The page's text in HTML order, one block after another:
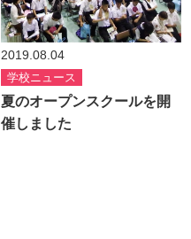
2019.08.04
学校ニュース
夏のオープンスクールを開
催しました